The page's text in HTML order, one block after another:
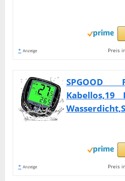
* Anzeige Preis
SPGOOD
Kabellos,19
* Anzeige Preis